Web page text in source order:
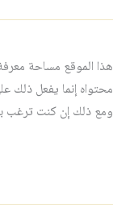
هذا الموقع مساحة
محتواه إنما يفعل ذلك
ومع ذلك إن كنت ترغب